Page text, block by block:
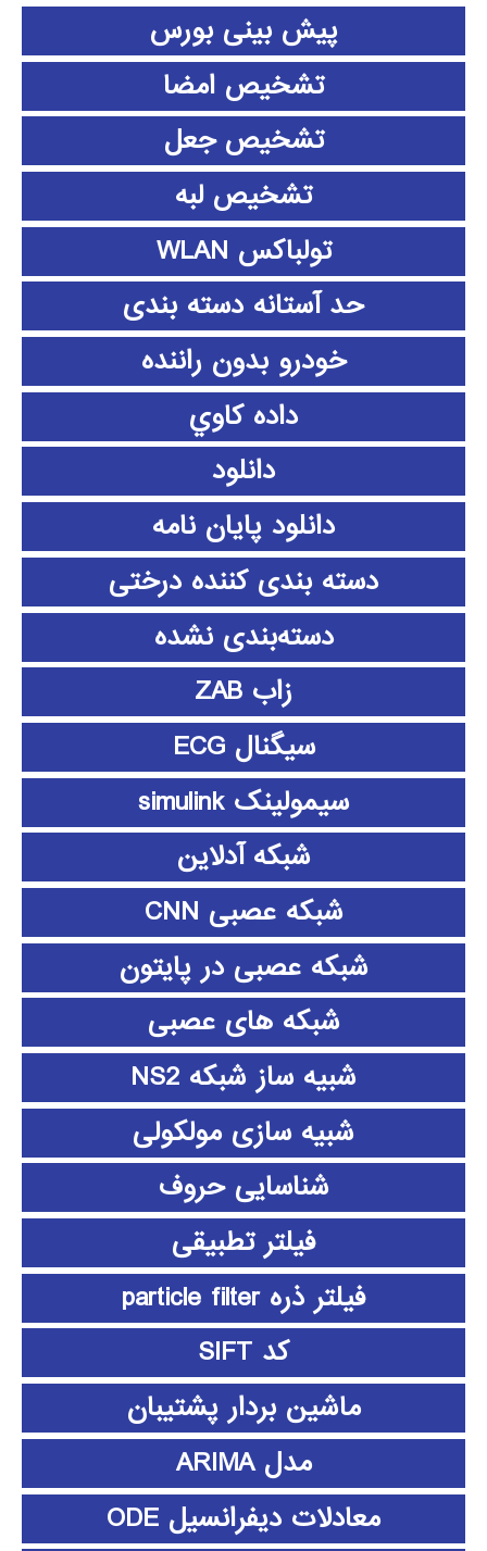
پیش بینی بورس
تشخیص امضا
تشخیص جعل
تشخیص لبه
تولباکس WLAN
حد آستانه دسته بندی
خودرو بدون راننده
داده كاوي
دانلود
دانلود پايان نامه
دسته بندی کننده درختی
دسته‌بندی نشده
زاب ZAB
سیگنال ECG
سیمولینک simulink
شبکه آدلاین
شبکه عصبی CNN
شبکه عصبی در پایتون
شبکه های عصبی
شبیه ساز شبکه NS2
شبیه سازی مولکولی
شناسایی حروف
فیلتر تطبیقی
فیلتر ذره particle filter
کد SIFT
ماشین بردار پشتیبان
مدل ARIMA
معادلات دیفرانسیل ODE